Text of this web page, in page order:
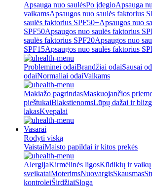
Apsauga nuo saulėsPo įdegioApsauga
vaikamsApsaugos nuo saulės faktorius
saulės faktorius SPF50+Apsaugos nuo
SPF50Apsaugos nuo saulės faktorius
saulės faktorius SPF20Apsaugos nuo
SPF15Apsaugos nuo saulės faktorius
Probleminei odaiBrandžiai odaiSausai
odaiNormaliai odaiVaikams
Makiažo pagrindasMaskuojančios
pieštukaiBlakstienomsLūpų dažai ir
lakasKvepalai
Vasarai
Rodyti viską
VaistaiMaisto papildai ir kitos prekės
AlergijaKirmėlinės ligosKūdikių ir vaikų
sveikataiMoterimsNuovargisSkausmas
kontroleiŠirdžiaiSloga